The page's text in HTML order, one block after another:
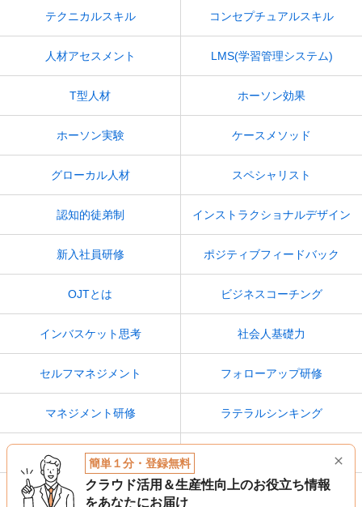
テクニカルスキル コンセプチュアルスキル
人材アセスメント LMS(学習管理システム)
T型人材 ホーソン効果
ホーソン実験 ケースメソッド
グローカル人材 スペシャリスト
認知的徒弟制 インストラクショナルデザイン
新入社員研修 ポジティブフィードバック
OJTとは ビジネスコーチング
インバスケット思考 社会人基礎力
セルフマネジメント フォローアップ研修
マネジメント研修 ラテラルシンキング
人間力
ソーシャルラーニング 評価者研修
簡単１分・登録無料
クラウド活用＆生産性向上のお役立ち情報
をあなたにお届け